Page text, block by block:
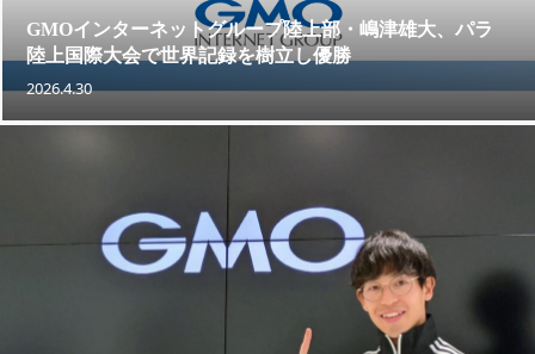
GMOインターネットグループ陸上部・嶋津雄大、パラ
陸上国際大会で世界記録を樹立し優勝
2026.4.30